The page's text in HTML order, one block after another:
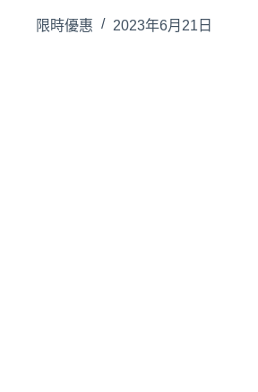
限時優惠 2023年6月21日